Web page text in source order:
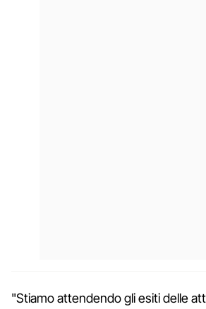
"Stiamo attendendo gli esiti delle